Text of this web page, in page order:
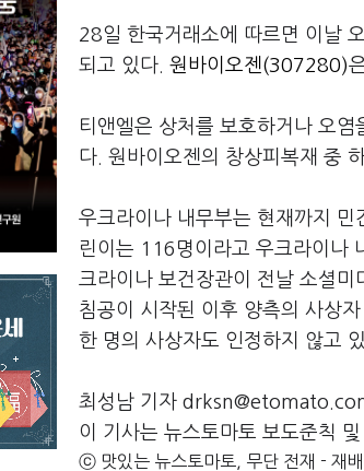
28일 한국거래소에 따르면 이날
되고 있다. 원바이오젠(307280)
티앤엘은 상처를 보호하거나 오
다. 원바이오젠의 창상피복재 중
우크라이나 내무부는 현재까지
린이는 116명이라고 우크라이나
크라이나 보건장관이 전날 소셜
침공이 시작된 이후 양측의 사상
한 명의 사상자도 인정하지 않고
최성남 기자
이 기사는 뉴스토마토 보도준칙
ⓒ 맛있는 뉴스토마토, 무단 전재 - 재배